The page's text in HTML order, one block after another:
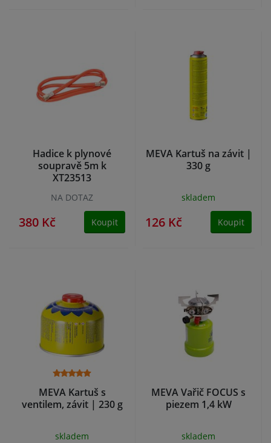
Hadice k plynové
soupravě 5m k
XT23513
NA DOTAZ
380 Kč Koupit
MEVA Kartuš na závit |
330 g
skladem
126 Kč Koupit
MEVA Kartuš s
ventilem, závit | 230 g
skladem
MEVA Vařič FOCUS s
piezem 1,4 kW
skladem